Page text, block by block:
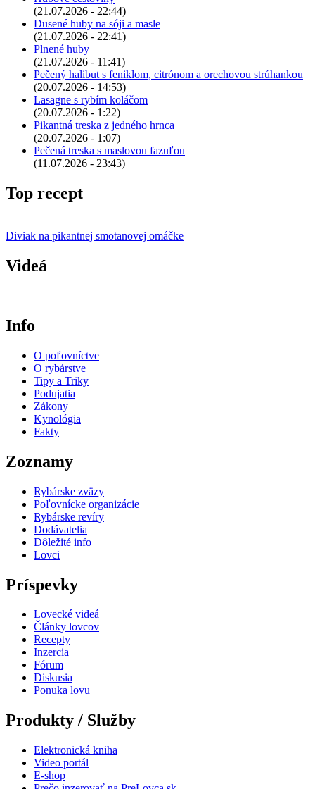
(21.07.2026 - 22:44)
Dusené huby na sóji a masle
(21.07.2026 - 22:41)
Plnené huby
(21.07.2026 - 11:41)
Pečený halibut s feniklom, citrónom a orechovou strúhankou
(20.07.2026 - 14:53)
Lasagne s rybím koláčom
(20.07.2026 - 1:22)
Pikantná treska z jedného hrnca
(20.07.2026 - 1:07)
Pečená treska s maslovou fazuľou
(11.07.2026 - 23:43)
Top recept
Diviak na pikantnej smotanovej omáčke
Videá
Info
O poľovníctve
O rybárstve
Tipy a Triky
Podujatia
Zákony
Kynológia
Fakty
Zoznamy
Rybárske zväzy
Poľovnícke organizácie
Rybárske revíry
Dodávatelia
Dôležité info
Lovci
Príspevky
Lovecké videá
Články lovcov
Recepty
Inzercia
Fórum
Diskusia
Ponuka lovu
Produkty / Služby
Elektronická kniha
Video portál
E-shop